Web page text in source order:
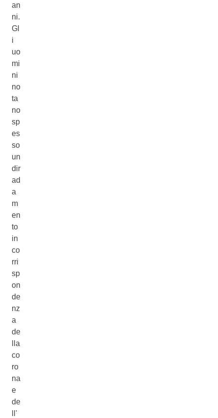
an
ni.
Gl
i
uo
mi
ni
no
ta
no
sp
es
so
un
dir
ad
a
m
en
to
in
co
rri
sp
on
de
nz
a
de
lla
co
ro
na
e
de
ll'